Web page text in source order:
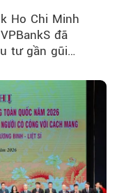
Ho Chi Minh
đã
tư gần gũi